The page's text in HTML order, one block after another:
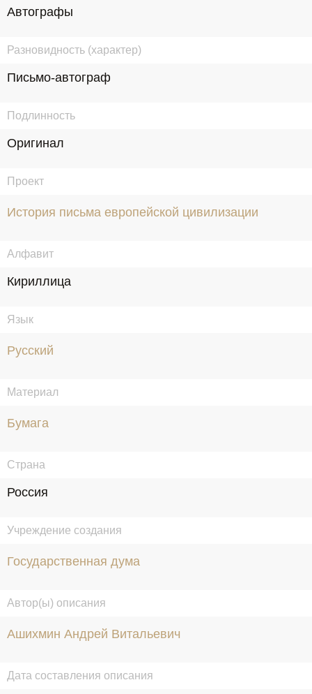
Автографы
Разновидность (характер)
Письмо-автограф
Подлинность
Оригинал
Проект
История письма европейской цивилизации
Алфавит
Кириллица
Язык
Русский
Материал
Бумага
Страна
Россия
Учреждение создания
Государственная дума
Автор(ы) описания
Ашихмин Андрей Витальевич
Дата составления описания